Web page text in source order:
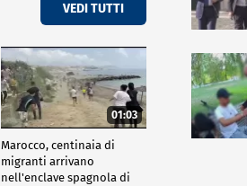
VEDI TUTTI
01:03
Marocco, centinaia di
migranti arrivano
nell'enclave spagnola di